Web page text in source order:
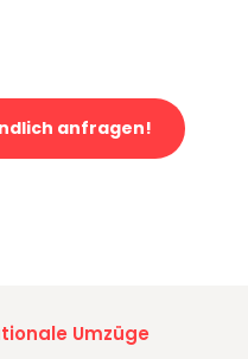
anfragen!
Umzüge